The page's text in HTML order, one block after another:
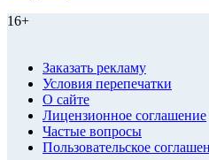
16+
Заказать рекламу
Условия перепечатки
О сайте
Лицензионное соглашение
Частые вопросы
Пользовательское